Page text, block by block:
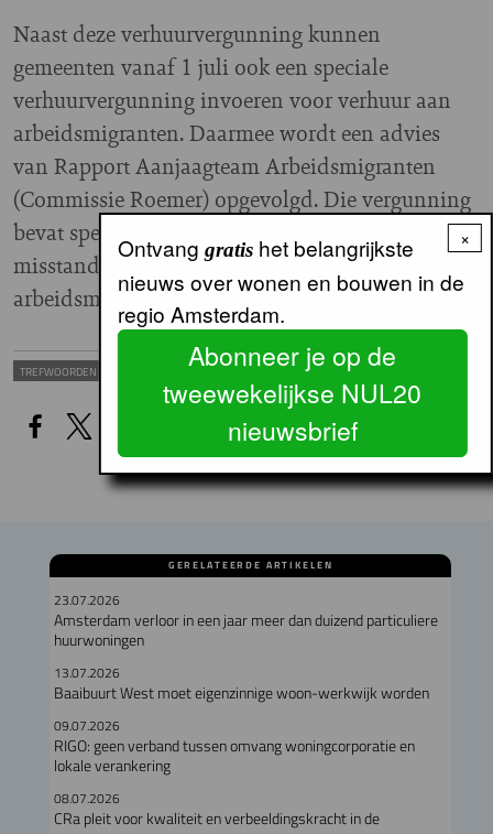
Naast deze verhuurvergunning kunnen
gemeenten vanaf 1 juli ook een speciale
verhuurvergunning invoeren voor verhuur aan
arbeidsmigranten. Daarmee wordt een advies
van Rapport Aanjaagteam Arbeidsmigranten
(Commissie Roemer) opgevolgd. Die vergunning
bevat specifieke regels om de veelvuldige
misstanden rond de huisvesting van
arbeidsmigranten tegen te gaan.
TREFWOORDEN HUURBELEID Overheidsbeleid Landelijk
GERELATEERDE ARTIKELEN
23.07.2026
Amsterdam verloor in een jaar meer dan duizend particuliere
huurwoningen
13.07.2026
Baaibuurt West moet eigenzinnige woon-werkwijk worden
09.07.2026
RIGO: geen verband tussen omvang woningcorporatie en
lokale verankering
08.07.2026
CRa pleit voor kwaliteit en verbeeldingskracht in de
×
Ontvang gratishet belangrijkste
nieuws over wonen en bouwen in de
regio Amsterdam.
Abonneer je op de
tweewekelijkse NUL20
nieuwsbrief